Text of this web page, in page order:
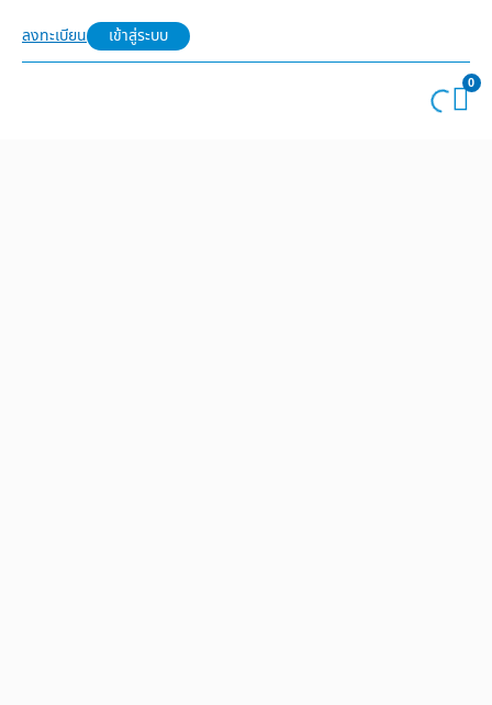
ลงทะเบียน เข้าสู่ระบบ
0